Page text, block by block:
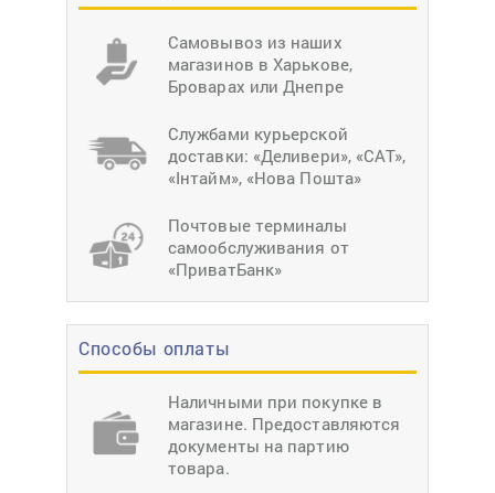
Самовывоз из наших
магазинов в Харькове,
Броварах или Днепре
Службами курьерской
доставки: «Деливери», «САТ»,
«Інтайм», «Нова Пошта»
Почтовые терминалы
самообслуживания от
«ПриватБанк»
Способы оплаты
Наличными при покупке в
магазине. Предоставляются
документы на партию
товара.